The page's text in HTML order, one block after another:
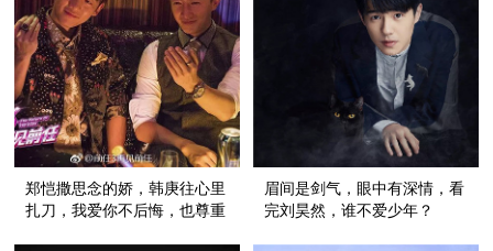
郑恺撒思念的娇，韩庚往心里
扎刀，我爱你不后悔，也尊重
眉间是剑气，眼中有深情，看
完刘昊然，谁不爱少年？